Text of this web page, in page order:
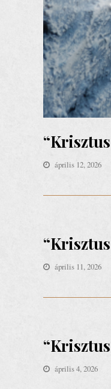
április 12, 2026
április 11, 2026
április 4, 2026